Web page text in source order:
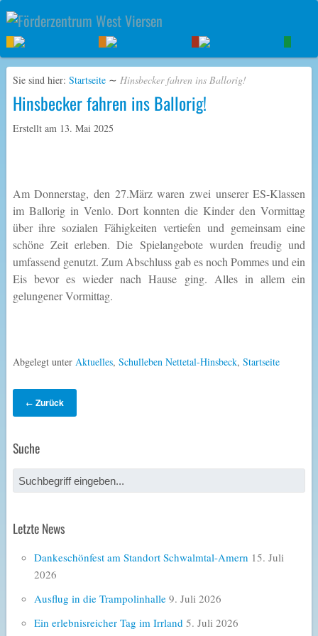
Sie sind hier: Startseite ∼ Hinsbecker fahren ins Ballorig!
Hinsbecker fahren ins Ballorig!
Erstellt am 13. Mai 2025
Am Donnerstag, den 27.März waren zwei unserer ES-Klassen
im Ballorig in Venlo. Dort konnten die Kinder den Vormittag
über ihre sozialen Fähigkeiten vertiefen und gemeinsam eine
schöne Zeit erleben. Die Spielangebote wurden freudig und
umfassend genutzt. Zum Abschluss gab es noch Pommes und ein
Eis bevor es wieder nach Hause ging. Alles in allem ein
gelungener Vormittag.
Abgelegt unter Aktuelles, Schulleben Nettetal-Hinsbeck, Startseite
← Zurück
Suche
Letzte News
Dankeschönfest am Standort Schwalmtal-Amern 15. Juli
2026
Ausflug in die Trampolinhalle 9. Juli 2026
Ein erlebnisreicher Tag im Irrland 5. Juli 2026